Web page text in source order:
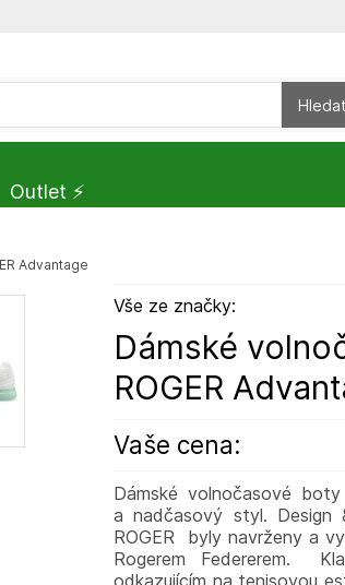
Vše ze značky:
Dámské
ROGER
Vaše cena:
Dámské volnočasové
a nadčasový styl.
ROGER byly navrženy a
Rogerem Federerem.
odkazujícím na tenisovou
Hledat
Advantage
Outlet ⚡️